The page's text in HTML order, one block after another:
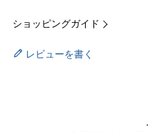
ショッピングガイド
レビューを書く